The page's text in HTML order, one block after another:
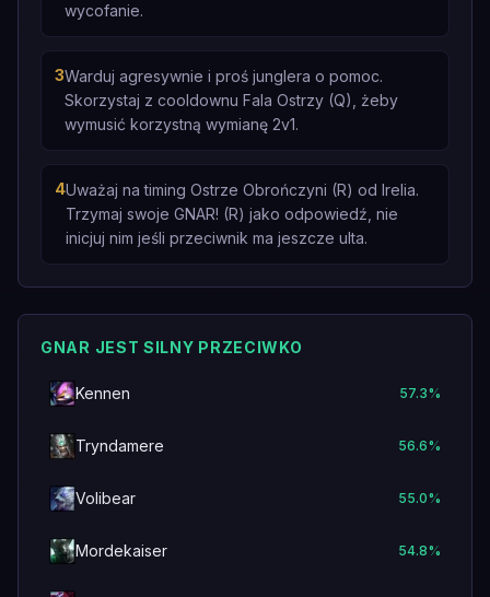
wycofanie.
3Warduj agresywnie i proś junglera o pomoc.
Skorzystaj z cooldownu Fala Ostrzy (Q), żeby
wymusić korzystną wymianę 2v1.
4Uważaj na timing Ostrze Obrończyni (R) od Irelia.
Trzymaj swoje GNAR! (R) jako odpowiedź, nie
inicjuj nim jeśli przeciwnik ma jeszcze ulta.
GNAR JEST SILNY PRZECIWKO
Kennen 57.3%
Tryndamere 56.6%
Volibear 55.0%
Mordekaiser 54.8%